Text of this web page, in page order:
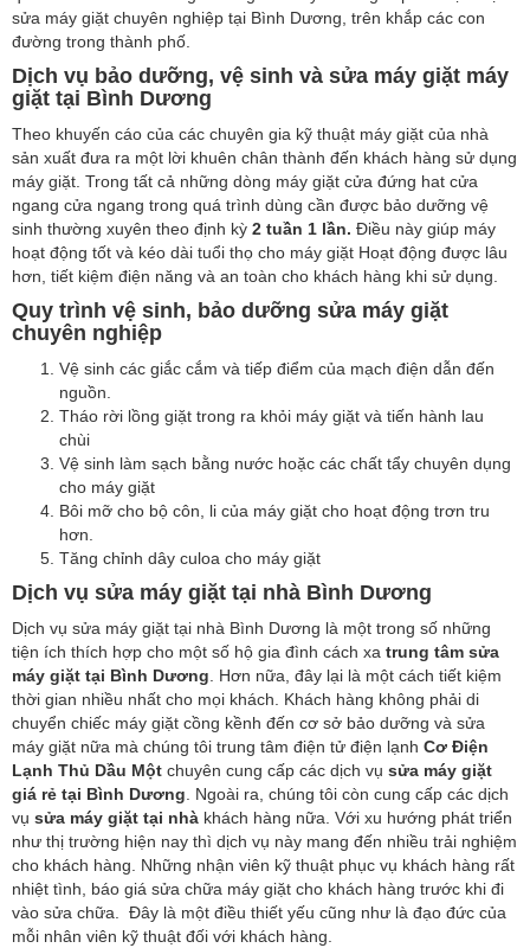
sửa máy giặt chuyên nghiệp tại Bình Dương, trên khắp các con
đường trong thành phố.
Dịch vụ bảo dưỡng, vệ sinh và sửa máy giặt máy
giặt tại Bình Dương
Theo khuyến cáo của các chuyên gia kỹ thuật máy giặt của nhà
sản xuất đưa ra một lời khuên chân thành đến khách hàng sử dụng
máy giặt. Trong tất cả những dòng máy giặt cửa đứng hat cửa
ngang cửa ngang trong quá trình dùng cần được bảo dưỡng vệ
sinh thường xuyên theo định kỳ 2 tuần 1 lần. Điều này giúp máy
hoạt động tốt và kéo dài tuổi thọ cho máy giặt Hoạt động được lâu
hơn, tiết kiệm điện năng và an toàn cho khách hàng khi sử dụng.
Quy trình vệ sinh, bảo dưỡng sửa máy giặt
chuyên nghiệp
Vệ sinh các giắc cắm và tiếp điểm của mạch điện dẫn đến
nguồn.
Tháo rời lồng giặt trong ra khỏi máy giặt và tiến hành lau
chùi
Vệ sinh làm sạch bằng nước hoặc các chất tẩy chuyên dụng
cho máy giặt
Bôi mỡ cho bộ côn, li của máy giặt cho hoạt động trơn tru
hơn.
Tăng chỉnh dây culoa cho máy giặt
Dịch vụ sửa máy giặt tại nhà Bình Dương
Dịch vụ sửa máy giặt tại nhà Bình Dương là một trong số những
tiện ích thích hợp cho một số hộ gia đình cách xa trung tâm sửa
máy giặt tại Bình Dương . Hơn nữa, đây lại là một cách tiết kiệm
thời gian nhiều nhất cho mọi khách. Khách hàng không phải di
chuyển chiếc máy giặt cồng kềnh đến cơ sở bảo dưỡng và sửa
máy giặt nữa mà chúng tôi trung tâm điện tử điện lạnh Cơ Điện
Lạnh Thủ Dầu Một chuyên cung cấp các dịch vụ sửa máy giặt
giá rẻ tại Bình Dương . Ngoài ra, chúng tôi còn cung cấp các dịch
vụ sửa máy giặt tại nhà khách hàng nữa. Với xu hướng phát triển
như thị trường hiện nay thì dịch vụ này mang đến nhiều trải nghiệm
cho khách hàng. Những nhận viên kỹ thuật phục vụ khách hàng rất
nhiệt tình, báo giá sửa chữa máy giặt cho khách hàng trước khi đi
vào sửa chữa. Đây là một điều thiết yếu cũng như là đạo đức của
mỗi nhân viên kỹ thuật đối với khách hàng.